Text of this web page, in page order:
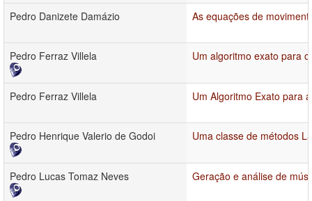
Pedro Danizete Damázio As equações de
Pedro Ferraz Villela Um algoritmo exato para
Pedro Ferraz Villela Um Algoritmo Exato para
Pedro Henrique Valerio de Godoi Uma classe de métodos
Pedro Lucas Tomaz Neves Geração e análise de